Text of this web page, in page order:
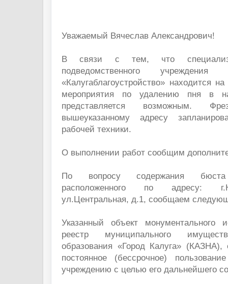
Уважаемый Вячеслав Александрович!
В связи с тем, что
подведомственного
«Калугаблагоустройство» находится
мероприятия по удалению пня в
представляется возможным.
вышеуказанному адресу
рабочей техники.
О выполнении работ сообщим
По вопросу содержания бюста
расположенного по адресу:
ул.Центральная, д.1, сообщаем
Указанный объект монументального
реестр муниципального
образования «Город Калуга» (КАЗНА),
постоянное (бессрочное)
учреждению с целью его дальнейшего